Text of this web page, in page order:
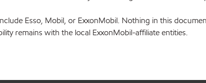
Esso, Mobil, or ExxonMobil. Nothing in this
remains with the local ExxonMobil-affiliate entities.